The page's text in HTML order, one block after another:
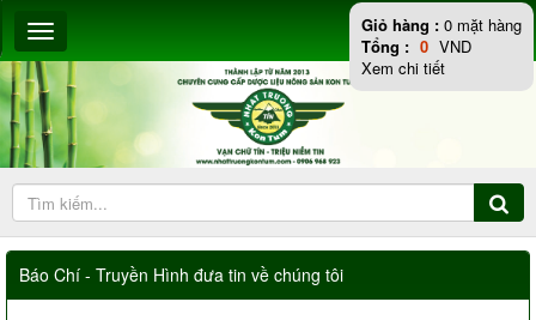
Báo Chí - Truyền Hình đưa tin về chúng tôi
Giỏ hàng : 0 mặt hàng
Tổng : 0 VND
Xem chi tiết